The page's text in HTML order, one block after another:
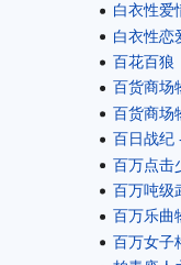
白衣性爱
白衣性恋
百花百狼
百货商场
百货商场
百日战纪
百万点击
百万吨级
百万乐曲
百万女子